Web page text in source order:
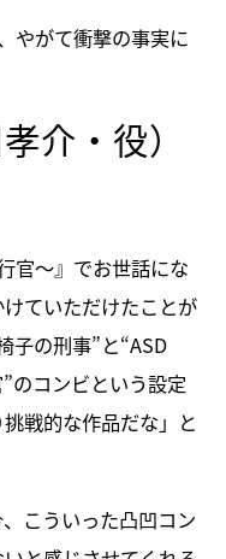
やがて衝撃の事実に
介・役）
官〜』でお世話にな
ていただけたことが
子の刑事”と“ASD
のコンビという設定
戦的な作品だな」と
こういった凸凹コン